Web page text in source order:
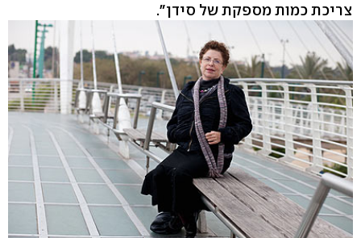
צריכת כמות מספקת של סידן".